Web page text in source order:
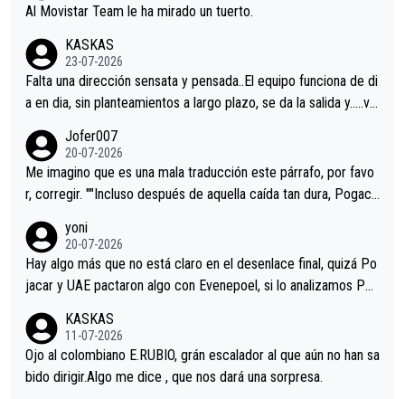
Al Movistar Team le ha mirado un tuerto.
KASKAS
23-07-2026
Falta una dirección sensata y pensada..El equipo funciona de di
a en dia, sin planteamientos a largo plazo, se da la salida y…..ve
Minguez, Velez etc etc.Me da pena vivir estos momentos tan
tristes sin victorias.
Jofer007
20-07-2026
Me imagino que es una mala traducción este párrafo, por favo
r, corregir. ""Incluso después de aquella caída tan dura, Pogaca
permaneció pegado a su rueda. Parecía increíble la forma en l
a que era capaz de controlar el miedo", recordó."
yoni
20-07-2026
Hay algo más que no está claro en el desenlace final, quizá Po
jacar y UAE pactaron algo con Evenepoel, si lo analizamos Poj
i sin pedalear, luego está el saludo con Evenepoel dándose la
mano de una manera muy fraternal, más allá de los típicos toqu
es en el hombro con que saludaba a Vingegard. Ahí hubo una in
KASKAS
11-07-2026
Ojo al colombiano E.RUBIO, grán escalador al que aún no han sa
bido dirigir.Algo me dice , que nos dará una sorpresa.